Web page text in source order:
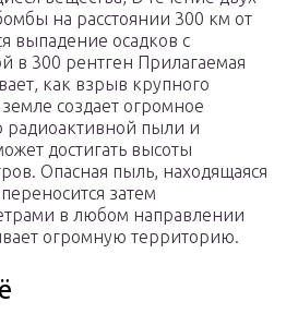
на расстоянии 300 км от
выпадение осадков с
в 300 рентген Прилагаемая
как взрыв крупного
создает огромное
радиоактивной пыли и
достигать высоты
Опасная пыль, находящаяся
затем
в любом направлении
огромную территорию.